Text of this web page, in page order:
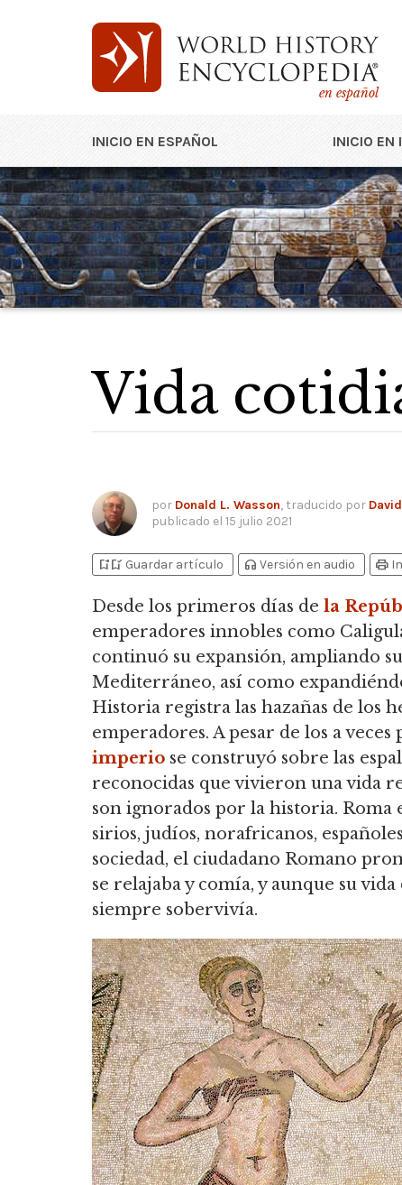
en español
INICIO EN ESPAÑOL INICIO EN
Vida
por Donald L. Wasson, traducido por
publicado el 15 julio 2021
bookmark_addbookmark_added Guardar artículo headphones Versión en audio print
Desde los primeros días de la
emperadores innobles como
continuó su expansión, ampliando
Mediterráneo, así como
Historia registra las hazañas de los
emperadores. A pesar de los a
imperio se construyó sobre las
reconocidas que vivieron una vida
son ignorados por la historia. Roma
sirios, judíos, norafricanos,
sociedad, el ciudadano Romano
se relajaba y comía, y aunque su
siempre sobervivía.